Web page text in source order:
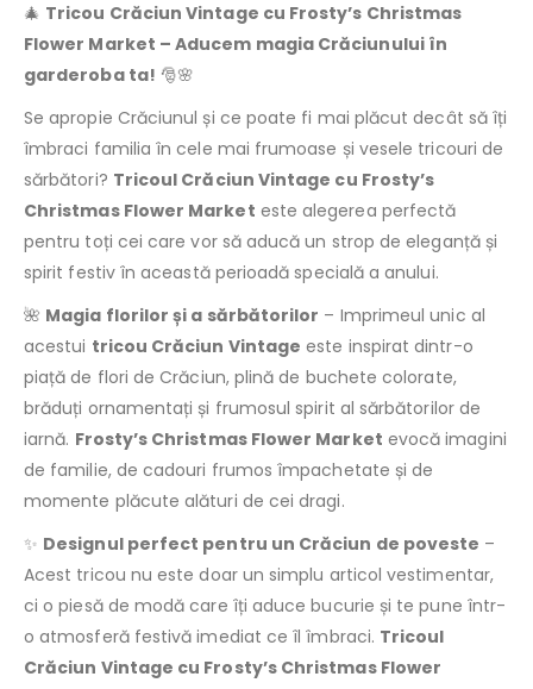
🎄 Tricou Crăciun Vintage cu Frosty’s Christmas
Flower Market – Aducem magia Crăciunului în
garderoba ta! 🎅🌸
Se apropie Crăciunul și ce poate fi mai plăcut decât să îți
îmbraci familia în cele mai frumoase și vesele tricouri de
sărbători? Tricoul Crăciun Vintage cu Frosty’s
Christmas Flower Market este alegerea perfectă
pentru toți cei care vor să aducă un strop de eleganță și
spirit festiv în această perioadă specială a anului.
🌺 Magia florilor și a sărbătorilor – Imprimeul unic al
acestui tricou Crăciun Vintage este inspirat dintr-o
piață de flori de Crăciun, plină de buchete colorate,
brăduți ornamentați și frumosul spirit al sărbătorilor de
iarnă. Frosty’s Christmas Flower Market evocă imagini
de familie, de cadouri frumos împachetate și de
momente plăcute alături de cei dragi.
✨ Designul perfect pentru un Crăciun de poveste –
Acest tricou nu este doar un simplu articol vestimentar,
ci o piesă de modă care îți aduce bucurie și te pune într-
o atmosferă festivă imediat ce îl îmbraci. Tricoul
Crăciun Vintage cu Frosty’s Christmas Flower